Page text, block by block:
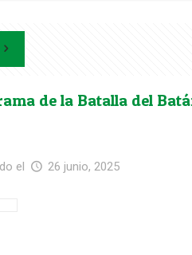
de la Batalla del
el 26 junio, 2025